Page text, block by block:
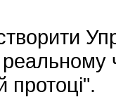
протоці".